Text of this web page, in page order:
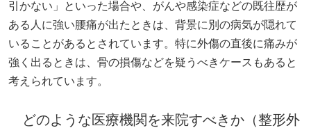
引かない」といった場合や、がんや感染症などの既往歴が
ある人に強い腰痛が出たときは、背景に別の病気が隠れて
いることがあるとされています。特に外傷の直後に痛みが
強く出るときは、骨の損傷などを疑うべきケースもあると
考えられています。
どのような医療機関を来院すべきか（整形外